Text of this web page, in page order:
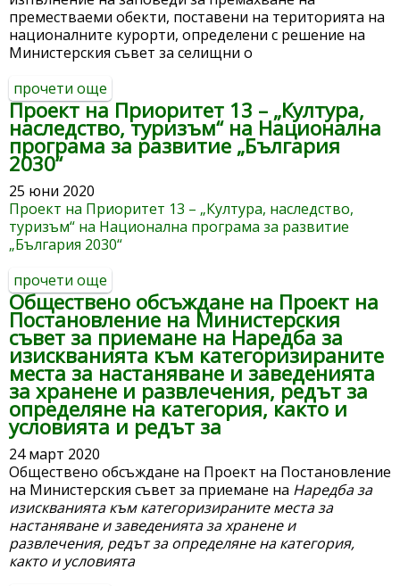
преместваеми обекти, поставени на територията на
националните курорти, определени с решение на
Министерския съвет за селищни о
прочети още
публикува за обществено обсъждане
проект на наредба за изпълнение на
заповеди за премахване на
преместваеми обекти, поставени на
съвет
Проект на Приоритет 13 – „Култура,
наследство, туризъм“ на Национална
програма за развитие „България
2030“
25 юни 2020
Проект на Приоритет 13 – „Култура, наследство,
туризъм“ на Национална програма за развитие
„България 2030“
прочети още
„култура, наследство, туризъм“ на
национална програма за развитие
„българия 2030“
Обществено обсъждане на Проект на
Постановление на Министерския
съвет за приемане на Наредба за
изискванията към категоризираните
места за настаняване и заведенията
за хранене и развлечения, редът за
определяне на категория, както и
условията и редът за
24 март 2020
Обществено обсъждане на Проект на Постановление
на Министерския съвет за приемане на Наредба за
изискванията към категоризираните места за
настаняване и заведенията за хранене и
развлечения, редът за определяне на категория,
както и условията